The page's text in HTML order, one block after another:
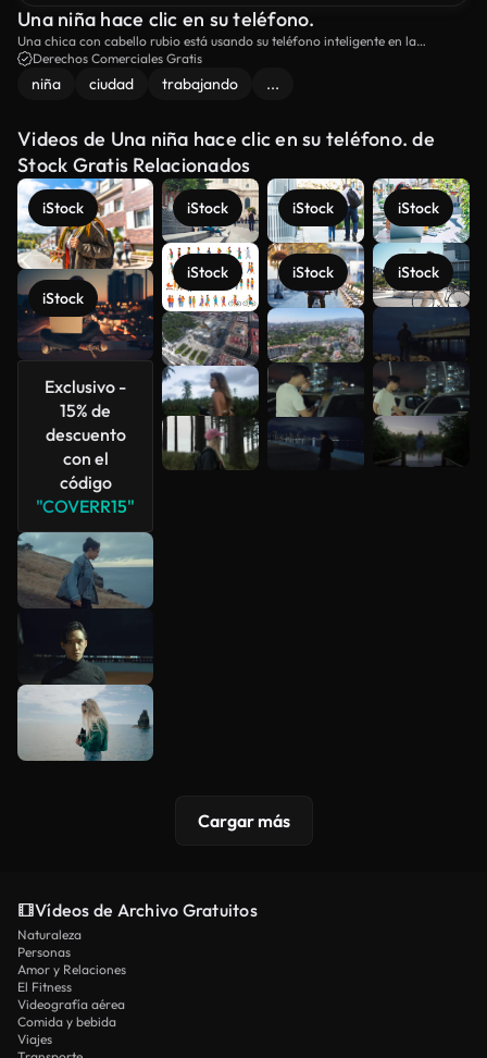
Una niña hace clic en su teléfono.
Una chica con cabello rubio está usando su teléfono inteligente en la
habitación del hotel.
Derechos Comerciales Gratis
niña ciudad trabajando ...
Videos de Una niña hace clic en su teléfono. de
Stock Gratis Relacionados
iStock
iStock
Exclusivo -
15% de
descuento
con el
código
"COVERR15"
iStock
iStock
iStock
iStock
iStock
iStock
Ver más
Cargar más
Vídeos de Archivo Gratuitos
Naturaleza
Personas
Amor y Relaciones
El Fitness
Videografía aérea
Comida y bebida
Viajes